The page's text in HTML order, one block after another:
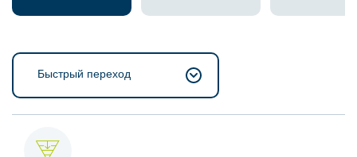
Быстрый переход